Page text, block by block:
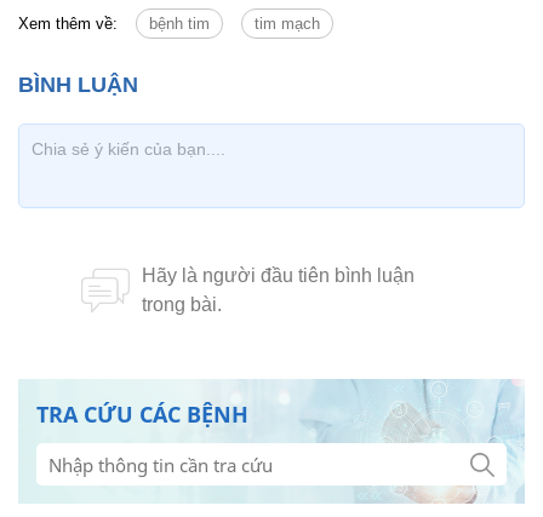
Xem thêm về: bệnh tim tim mạch
TRA CỨU CÁC BỆNH